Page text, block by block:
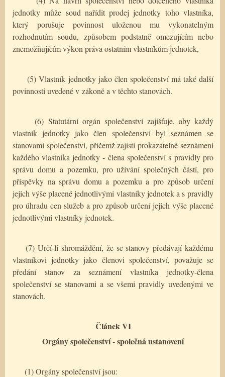
jednotky může soud nařídit prodej jednotky toho vlastníka,
který porušuje povinnost uloženou mu vykonatelným
rozhodnutím soudu, způsobem podstatně omezujícím nebo
znemožňujícím výkon práva ostatním vlastníkům jednotek,
(5) Vlastník jednotky jako člen společenství má také další
povinnosti uvedené v zákoně a v těchto stanovách.
(6) Statutární orgán společenství zajišťuje, aby každý
vlastník jednotky jako člen společenství byl seznámen se
stanovami společenství, přičemž zajistí prokazatelné seznámení
každého vlastníka jednotky - člena společenství s pravidly pro
správu domu a pozemku, pro užívání společných částí, pro
příspěvky na správu domu a pozemku a pro způsob určení
jejich výše placené jednotlivými vlastníky jednotek a s pravidly
pro úhradu cen služeb a pro způsob určení jejich výše placené
jednotlivými vlastníky jednotek.
(7) Určí-li shromáždění, že se stanovy předávají každému
vlastníkovi jednotky jako členovi společenství, považuje se
předání stanov za seznámení vlastníka jednotky-člena
společenství se stanovami a se všemi pravidly uvedenými ve
stanovách.
Článek VI
Orgány společenství - společná ustanovení
(1) Orgány společenství jsou: